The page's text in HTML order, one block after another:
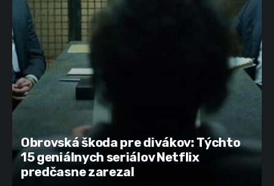
Obrovská škoda pre divákov: Týchto
15 geniálnych seriálov Netflix
predčasne zarezal